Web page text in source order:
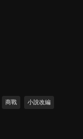
商戰 小說改編